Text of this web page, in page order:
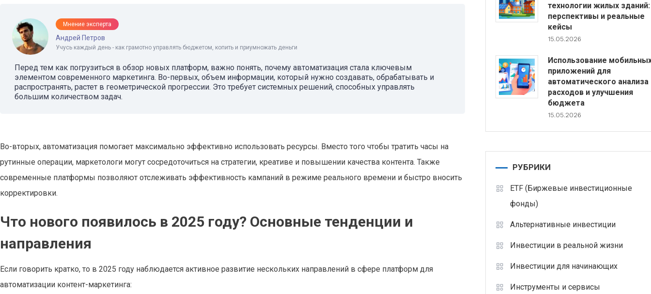
Мнение эксперта
Андрей Петров
Учусь каждый день - как грамотно управлять бюджетом, копить и приумножать деньги
Перед тем как погрузиться в обзор новых платформ, важно понять, почему автоматизация стала ключевым
элементом современного маркетинга. Во-первых, объем информации, который нужно создавать, обрабатывать и
распространять, растет в геометрической прогрессии. Это требует системных решений, способных управлять
большим количеством задач.
Во-вторых, автоматизация помогает максимально эффективно использовать ресурсы. Вместо того чтобы тратить часы на
рутинные операции, маркетологи могут сосредоточиться на стратегии, креативе и повышении качества контента. Также
современные платформы позволяют отслеживать эффективность кампаний в режиме реального времени и быстро вносить
корректировки.
Что нового появилось в 2025 году? Основные тенденции и
направления
Если говорить кратко, то в 2025 году наблюдается активное развитие нескольких направлений в сфере платформ для
автоматизации контент-маркетинга:
технологии жилых зданий:
перспективы и реальные
кейсы
15.05.2026
Использование
приложений для
автоматического анализа
расходов и улучшения
бюджета
15.05.2026
РУБРИКИ
ETF (Биржевые инвестиционные
фонды)
Альтернативные инвестиции
Инвестиции в реальной жизни
Инвестиции для начинающих
Инструменты и сервисы